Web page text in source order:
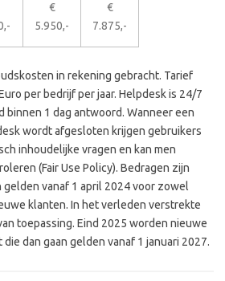
€
5.950,-
€
7.875,-
in rekening gebracht. Tarief
per bedrijf per jaar. Helpdesk is 24/7
binnen 1 dag antwoord. Wanneer een
wordt afgesloten krijgen gebruikers
inhoudelijke vragen en kan men
(Fair Use Policy). Bedragen zijn
gelden vanaf 1 april 2024 voor zowel
klanten. In het verleden verstrekte
toepassing. Eind 2025 worden nieuwe
dan gaan gelden vanaf 1 januari 2027.